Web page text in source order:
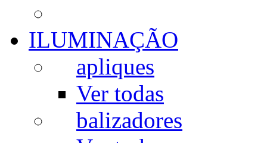
ILUMINAÇÃO
apliques
Ver todas
balizadores